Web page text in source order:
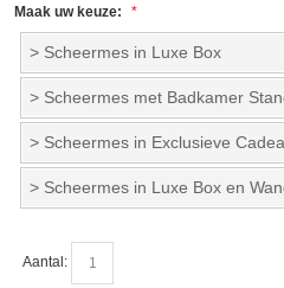
Maak uw keuze:
> Scheermes in Luxe Box
> Scheermes met Badkamer
> Scheermes in Exclusieve
> Scheermes in Luxe Box en
Aantal: